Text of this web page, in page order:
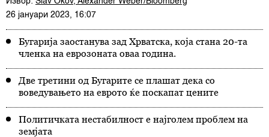
26 јануари 2023, 16:07
Бугарија заостанува зад Хрватска, која стана 20-та
членка на еврозоната оваа година.
Две третини од Бугарите се плашат дека со
воведувањето на еврото ќе поскапат цените
Политичката нестабилност е најголем проблем на
земјата